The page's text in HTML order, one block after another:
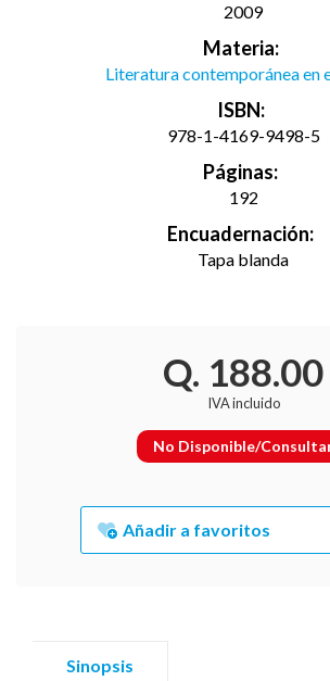
2009
Materia:
Literatura contemporánea en
ISBN:
978-1-4169-9498-5
Páginas:
192
Encuadernación:
Tapa blanda
Q. 188.00
IVA incluido
No Disponible/
Añadir a favoritos
Sinopsis